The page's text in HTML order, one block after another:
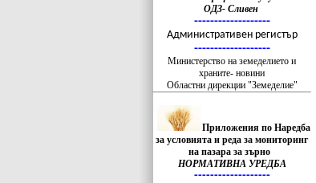
ОДЗ- Сливен
-------------------
Административен регистър
-------------------
Министерство на земеделието и
храните- новини
Областни дирекции "Земеделие"
Приложения по Наредба
за условията и реда за мониторинг
на пазара за зърно
НОРМАТИВНА УРЕДБА
-------------------
Съгласно Закона за въвеждане на еврото в